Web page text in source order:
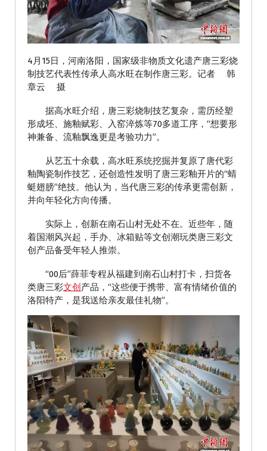
4月15日，河南洛阳，国家级非物质文化遗产唐三彩烧
制技艺代表性传承人高水旺在制作唐三彩。记者 韩
章云 摄
据高水旺介绍，唐三彩烧制技艺复杂，需历经塑
形成坯、施釉赋彩、入窑淬炼等70多道工序，“想要形
神兼备、流釉飘逸更是考验功力”。
从艺五十余载，高水旺系统挖掘并复原了唐代彩
釉陶瓷制作技艺，还创造性发明了唐三彩釉开片的“蜻
蜓翅膀”绝技。他认为，当代唐三彩的传承更需创新，
并向年轻化方向传播。
实际上，创新在南石山村无处不在。近些年，随
着国潮风兴起，手办、冰箱贴等文创潮玩类唐三彩文
创产品备受年轻人推崇。
“00后”薛菲专程从福建到南石山村打卡，扫货各
类唐三彩文创 产品，“这些便于携带、富有情绪价值的
洛阳特产，是我送给亲友最佳礼物”。